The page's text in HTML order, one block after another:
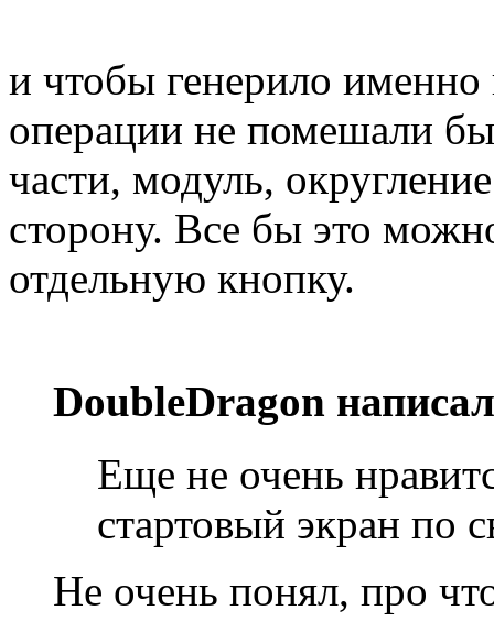
и чтобы генерило
операции не помешали
части, модуль,
сторону. Все бы это
отдельную кнопку.
DoubleDragon
Еще не очень
стартовый экран по
Не очень понял, про